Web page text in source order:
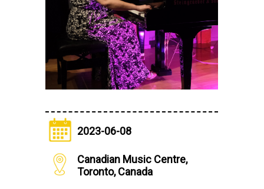
2023-06-08
Canadian Music Centre,
Toronto, Canada